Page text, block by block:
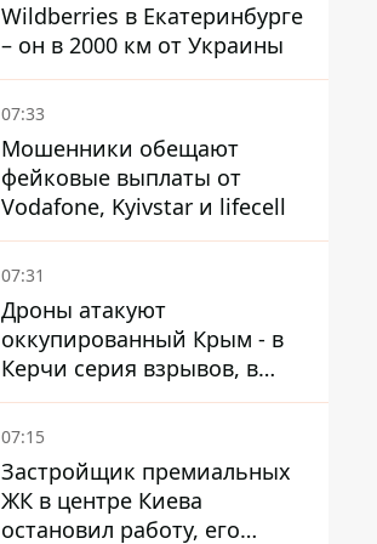
Wildberries в Екатеринбурге
– он в 2000 км от Украины
07:33
Мошенники обещают
фейковые выплаты от
Vodafone, Kyivstar и lifecell
07:31
Дроны атакуют
оккупированный Крым - в
Керчи серия взрывов, в
Феодосии пожар
07:15
Застройщик премиальных
ЖК в центре Киева
остановил работу, его